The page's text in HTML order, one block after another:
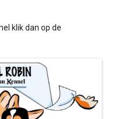
klik dan op de